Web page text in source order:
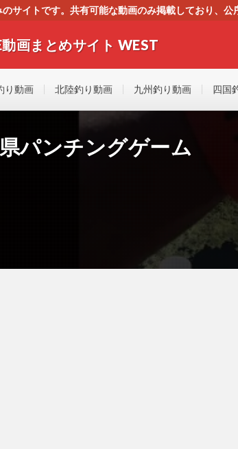
サイトです。共有可能な動画のみ掲載しており、
画まとめサイト WEST
り動画 北陸釣り動画 九州釣り動画 四国
パンチングゲーム